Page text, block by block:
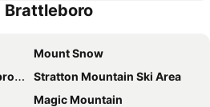
Travelodge by Wyndham Brattleboro VT
Vikings Villages
Four Columns Inn
Brattleboro
Mount Snow
Stratton Mountain Ski Area
Magic Mountain